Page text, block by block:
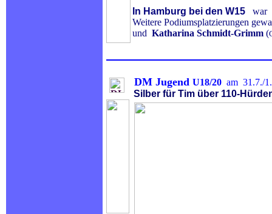
In Hamburg bei den W15
war
Weitere Podiumsplatzierungen
und Katharina Schmidt-Grimm (
DM Jugend U18/20 am 31.7./
Silber für Tim über 110-